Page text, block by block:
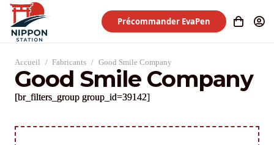
Précommander EvaPen
Accueil / Fabricants / Good Smile Company
Good Smile Company
[br_filters_group group_id=39142]